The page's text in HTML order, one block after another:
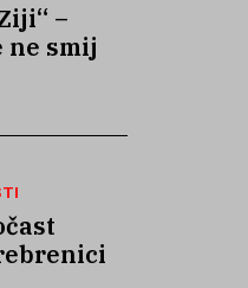
–
smije
i